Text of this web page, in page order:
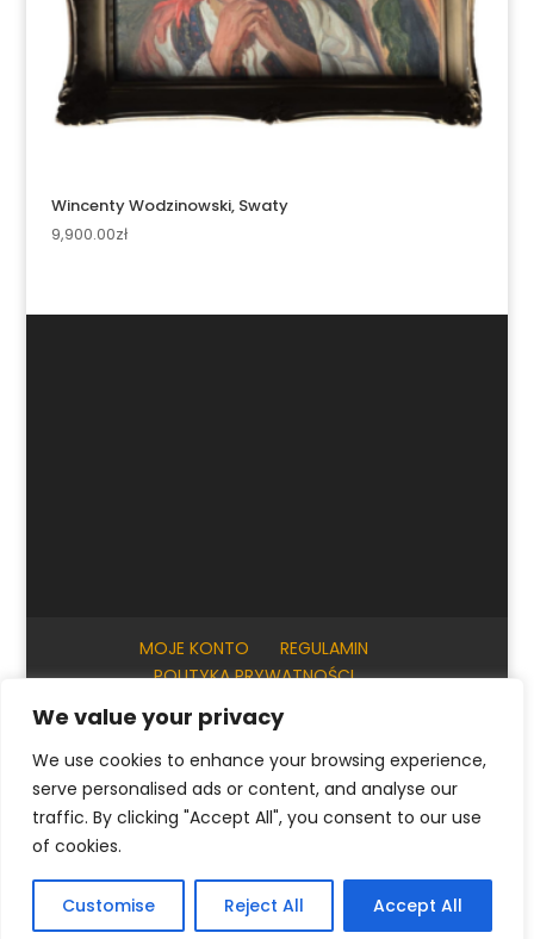
We value your privacy
We use cookies to enhance your browsing experience,
serve personalised ads or content, and analyse our
traffic. By clicking "Accept All", you consent to our use
of cookies.
Customise Reject All Accept All
Wincenty Wodzinowski, Swaty
9,900.00zł
MOJE KONTO
REGULAMIN
POLITYKA PRYWATNOŚCI
INFORMACJE PRAKTYCZNE
© ArtKrak Auction House 2023
Français
( Francuski